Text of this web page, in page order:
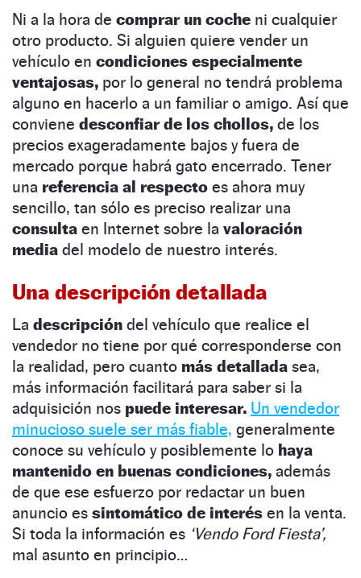
Ni a la hora de comprar un coche ni cualquier
otro producto. Si alguien quiere vender un
vehículo en condiciones especialmente
ventajosas, por lo general no tendrá problema
alguno en hacerlo a un familiar o amigo. Así que
conviene desconfiar de los chollos, de los
precios exageradamente bajos y fuera de
mercado porque habrá gato encerrado. Tener
una referencia al respecto es ahora muy
sencillo, tan sólo es preciso realizar una
consulta en Internet sobre la valoración
media del modelo de nuestro interés.
Una descripción detallada
La descripción del vehículo que realice el
vendedor no tiene por qué corresponderse con
la realidad, pero cuanto más detallada sea,
más información facilitará para saber si la
adquisición nos puede interesar. Un vendedor
minucioso suele ser más fiable, generalmente
conoce su vehículo y posiblemente lo haya
mantenido en buenas condiciones, además
de que ese esfuerzo por redactar un buen
anuncio es sintomático de interés en la venta.
Si toda la información es ‘Vendo Ford Fiesta’,
mal asunto en principio…